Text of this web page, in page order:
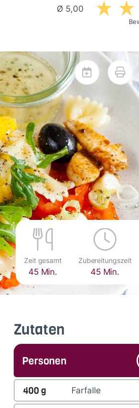
Ø 5,00
Zeit gesamt
45 Min.
Zubereitungszeit
45 Min.
Zutaten
Personen
400 g Farfalle